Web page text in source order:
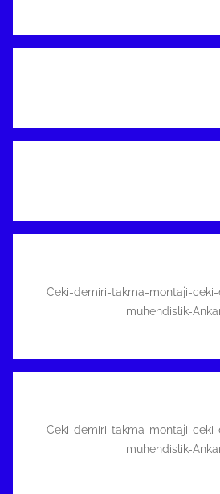
Ceki-demiri-takma-montaji-
muhendislik-
Ceki-demiri-takma-montaji-
muhendislik-